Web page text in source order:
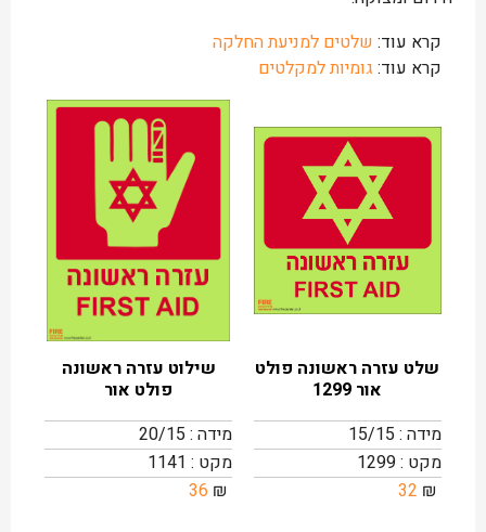
קרא עוד: שלטים למניעת החלקה
קרא עוד: גומיות למקלטים
שלט עזרה ראשונה פולט
אור 1299
מידה : 15/15
מקט : 1299
₪
32
שילוט עזרה ראשונה
פולט אור
מידה : 20/15
מקט : 1141
₪
36